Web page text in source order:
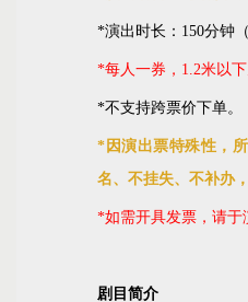
*演出时长：150分钟
*每人一券，1.2米以
*不支持跨票价下单。
*因演出票特殊性，
名、不挂失、不补办
*如需开具发票，请于
剧目简介